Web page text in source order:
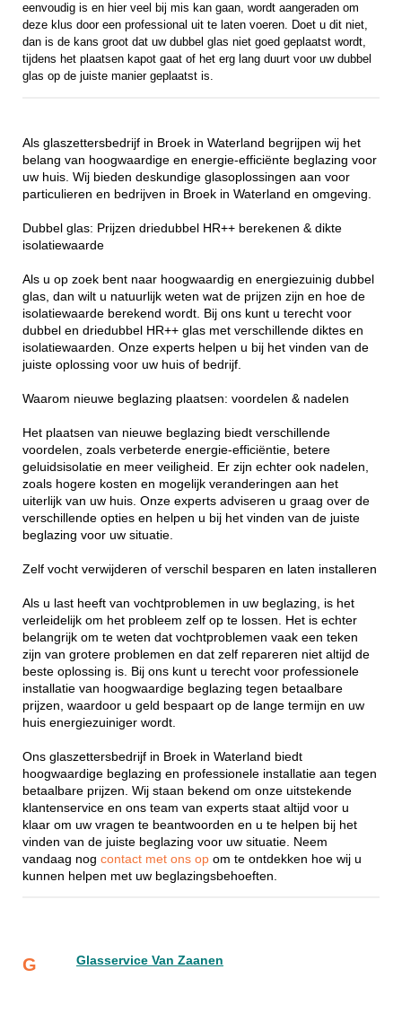
eenvoudig is en hier veel bij mis kan gaan, wordt aangeraden om
deze klus door een professional uit te laten voeren. Doet u dit niet,
dan is de kans groot dat uw dubbel glas niet goed geplaatst wordt,
tijdens het plaatsen kapot gaat of het erg lang duurt voor uw dubbel
glas op de juiste manier geplaatst is.
Als glaszettersbedrijf in Broek in Waterland begrijpen wij het
belang van hoogwaardige en energie-efficiënte beglazing voor
uw huis. Wij bieden deskundige glasoplossingen aan voor
particulieren en bedrijven in Broek in Waterland en omgeving.
Dubbel glas: Prijzen driedubbel HR++ berekenen & dikte
isolatiewaarde
Als u op zoek bent naar hoogwaardig en energiezuinig dubbel
glas, dan wilt u natuurlijk weten wat de prijzen zijn en hoe de
isolatiewaarde berekend wordt. Bij ons kunt u terecht voor
dubbel en driedubbel HR++ glas met verschillende diktes en
isolatiewaarden. Onze experts helpen u bij het vinden van de
juiste oplossing voor uw huis of bedrijf.
Waarom nieuwe beglazing plaatsen: voordelen & nadelen
Het plaatsen van nieuwe beglazing biedt verschillende
voordelen, zoals verbeterde energie-efficiëntie, betere
geluidsisolatie en meer veiligheid. Er zijn echter ook nadelen,
zoals hogere kosten en mogelijk veranderingen aan het
uiterlijk van uw huis. Onze experts adviseren u graag over de
verschillende opties en helpen u bij het vinden van de juiste
beglazing voor uw situatie.
Zelf vocht verwijderen of verschil besparen en laten installeren
Als u last heeft van vochtproblemen in uw beglazing, is het
verleidelijk om het probleem zelf op te lossen. Het is echter
belangrijk om te weten dat vochtproblemen vaak een teken
zijn van grotere problemen en dat zelf repareren niet altijd de
beste oplossing is. Bij ons kunt u terecht voor professionele
installatie van hoogwaardige beglazing tegen betaalbare
prijzen, waardoor u geld bespaart op de lange termijn en uw
huis energiezuiniger wordt.
Ons glaszettersbedrijf in Broek in Waterland biedt
hoogwaardige beglazing en professionele installatie aan tegen
betaalbare prijzen. Wij staan bekend om onze uitstekende
klantenservice en ons team van experts staat altijd voor u
klaar om uw vragen te beantwoorden en u te helpen bij het
vinden van de juiste beglazing voor uw situatie. Neem
vandaag nog contact met ons op om te ontdekken hoe wij u
kunnen helpen met uw beglazingsbehoeften.
G Glasservice Van Zaanen